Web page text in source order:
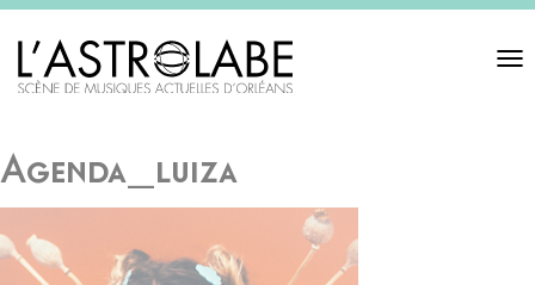
Toggle
Agenda_luiza